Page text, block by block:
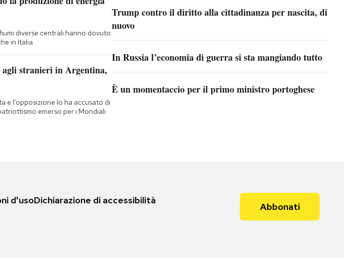
diverse centrali hanno dovuto
in Italia
stranieri in Argentina,
e l’opposizione lo ha accusato di
emerso per i Mondiali
Trump contro il diritto alla cittadinanza per nascita, di
nuovo
In Russia l’economia di guerra si sta mangiando tutto
È un momentaccio per il primo ministro portoghese
d'usoDichiarazione di accessibilità
Abbonati